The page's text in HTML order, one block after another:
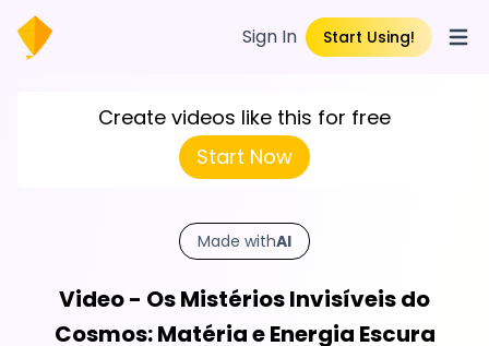
Sign In Start Using!
Create videos like this for free
Start Now
Made withAI
Video - Os Mistérios Invisíveis do
Cosmos: Matéria e Energia Escura